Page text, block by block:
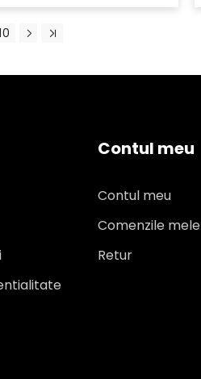
Contul meu
Contul meu
Comenzile mele
Retur